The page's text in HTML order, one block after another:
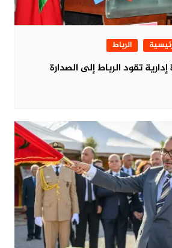
الرباط
تقود الرباط إلى الصدارة